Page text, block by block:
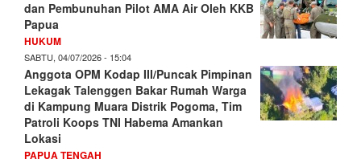
dan Pembunuhan Pilot AMA Air Oleh KKB
Papua
HUKUM
SABTU, 04/07/2026 - 15:04
Anggota OPM Kodap III/Puncak Pimpinan
Lekagak Talenggen Bakar Rumah Warga
di Kampung Muara Distrik Pogoma, Tim
Patroli Koops TNI Habema Amankan
Lokasi
PAPUA TENGAH